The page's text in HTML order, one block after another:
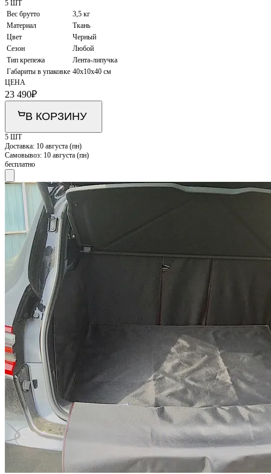
5 ШТ
Вес брутто
3,5 кг
Материал
Ткань
Цвет
Черный
Сезон
Любой
Тип крепежа
Лента-липучка
Габариты в упаковке 40х10х40 см
ЦЕНА
23 490₽
В КОРЗИНУ
5 ШТ
Доставка: 10 августа (пн)
Самовывоз: 10 августа (пн)
бесплатно